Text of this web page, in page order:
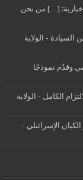
[…] من نحن
- الولاية
وقدّم نموذجًا
الكامل - الولاية
الإسرائيلي -